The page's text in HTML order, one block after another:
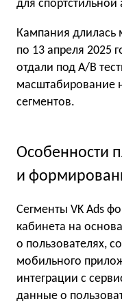
для
Кампания длилась
по 13 апреля 2025
отдали под A/B
масштабирование
сегментов.
Особенности
и
Сегменты VK Ads
кабинета на
о пользователях,
мобильного
интеграции с
данные о